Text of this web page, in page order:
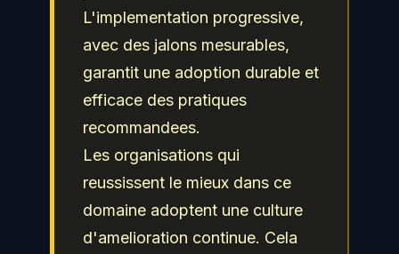
protéger efficacement les
actifs numeriques de leur
organisation et repondre
aux obligations de
L'implementation progressive,
avec des jalons mesurables,
garantit une adoption durable et
efficace des pratiques
recommandees.
Les organisations qui
reussissent le mieux dans ce
domaine adoptent une culture
d'amelioration continue. Cela